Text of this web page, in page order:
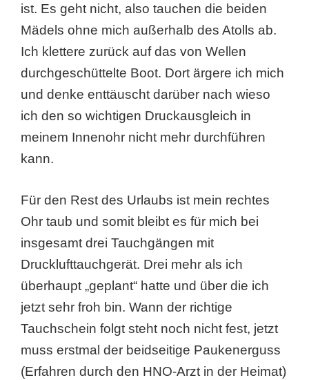
ist. Es geht nicht, also tauchen die beiden
Mädels ohne mich außerhalb des Atolls ab.
Ich klettere zurück auf das von Wellen
durchgeschüttelte Boot. Dort ärgere ich mich
und denke enttäuscht darüber nach wieso
ich den so wichtigen Druckausgleich in
meinem Innenohr nicht mehr durchführen
kann.
Für den Rest des Urlaubs ist mein rechtes
Ohr taub und somit bleibt es für mich bei
insgesamt drei Tauchgängen mit
Drucklufttauchgerät. Drei mehr als ich
überhaupt „geplant“ hatte und über die ich
jetzt sehr froh bin. Wann der richtige
Tauchschein folgt steht noch nicht fest, jetzt
muss erstmal der beidseitige Paukenerguss
(Erfahren durch den HNO-Arzt in der Heimat)